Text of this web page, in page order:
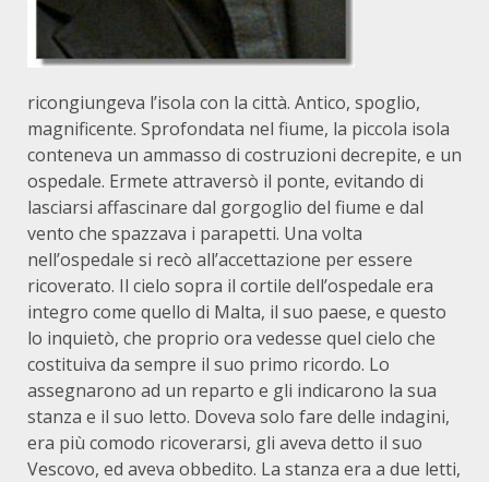
ricongiungeva l’isola con la città. Antico, spoglio,
magnificente. Sprofondata nel fiume, la piccola isola
conteneva un ammasso di costruzioni decrepite, e un
ospedale. Ermete attraversò il ponte, evitando di
lasciarsi affascinare dal gorgoglio del fiume e dal
vento che spazzava i parapetti. Una volta
nell’ospedale si recò all’accettazione per essere
ricoverato. Il cielo sopra il cortile dell’ospedale era
integro come quello di Malta, il suo paese, e questo
lo inquietò, che proprio ora vedesse quel cielo che
costituiva da sempre il suo primo ricordo. Lo
assegnarono ad un reparto e gli indicarono la sua
stanza e il suo letto. Doveva solo fare delle indagini,
era più comodo ricoverarsi, gli aveva detto il suo
Vescovo, ed aveva obbedito. La stanza era a due letti,